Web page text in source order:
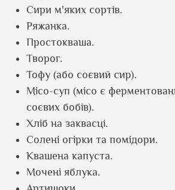
Сири м'яких сортів.
Ряжанка.
Простокваша.
Творог.
Тофу (або соєвий сир).
Місо-суп (місо є
соєвих бобів).
Хліб на заквасці.
Солені огірки та помідори.
Квашена капуста.
Мочені яблука.